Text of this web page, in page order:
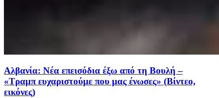
Αλβανία: Νέα επεισόδια έξω από τη Βουλή –
«Τραμπ ευχαριστούμε που μας ένωσες» (Βίντεο,
εικόνες)